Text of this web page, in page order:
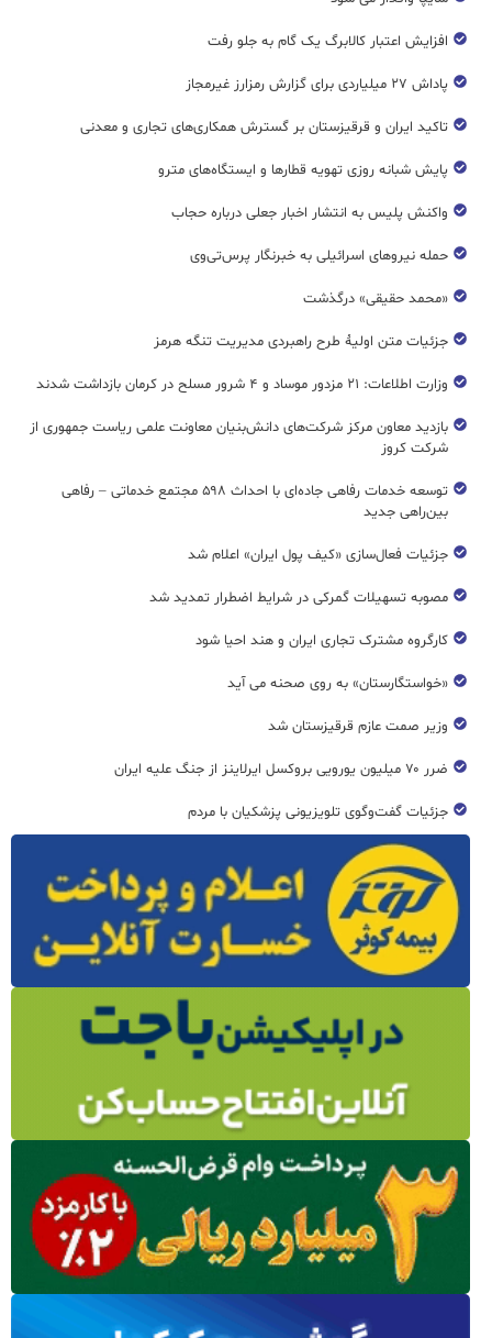
افزایش اعتبار کالابرگ یک گام به جلو رفت
پاداش ۲۷ میلیاردی برای گزارش رمزارز غیرمجاز
تاکید ایران و قرقیزستان بر گسترش همکاری‌های تجاری و معدنی
پایش شبانه روزی تهویه قطار‌ها و ایستگاه‌های مترو
واکنش پلیس به انتشار اخبار جعلی درباره حجاب
حمله نیروهای اسرائیلی به خبرنگار پرس‌تی‌وی
«محمد حقیقی» درگذشت
جزئیات متن اولیۀ طرح راهبردی مدیریت تنگه هرمز
وزارت اطلاعات: ۲۱ مزدور موساد و ۴ شرور مسلح در کرمان بازداشت شدند
بازدید معاون مرکز شرکت‌های دانش‌بنیان معاونت علمی ریاست جمهوری از
شرکت کروز
توسعه خدمات رفاهی جاده‌ای با احداث ۵۹۸ مجتمع خدماتی – رفاهی
بین‌راهی جدید
جزئیات فعال‌سازی «کیف پول ایران» اعلام شد
مصوبه تسهیلات گمرکی در شرایط اضطرار تمدید شد
کارگروه مشترک تجاری ایران و هند احیا شود
«خواستگارستان» به روی صحنه می آید
وزیر صمت عازم قرقیزستان شد
ضرر ۷۰ میلیون یورویی بروکسل ایرلاینز از جنگ علیه ایران
جزئیات گفت‌وگوی تلویزیونی پزشکیان با مردم